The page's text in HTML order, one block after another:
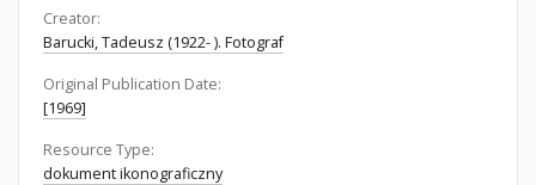
Creator:
Barucki, Tadeusz (1922- ). Fotograf
Original Publication Date:
[1969]
Resource Type:
dokument ikonograficzny